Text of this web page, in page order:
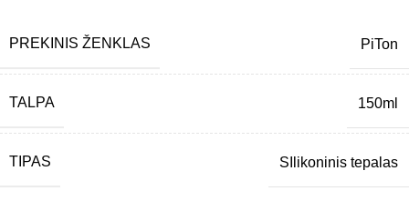
PREKINIS ŽENKLAS PiTon
TALPA 150ml
TIPAS SIlikoninis tepalas